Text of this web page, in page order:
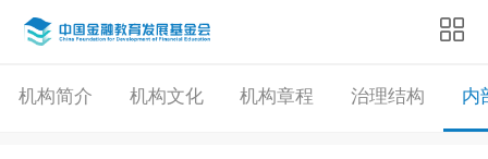
机构简介 机构文化 机构章程 治理结构 内